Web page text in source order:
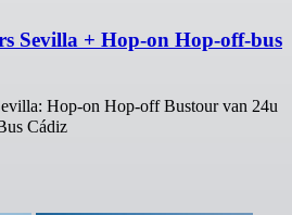
Sevilla + Hop-on Hop-off-bus
Hop-on Hop-off Bustour van 24u
Cádiz